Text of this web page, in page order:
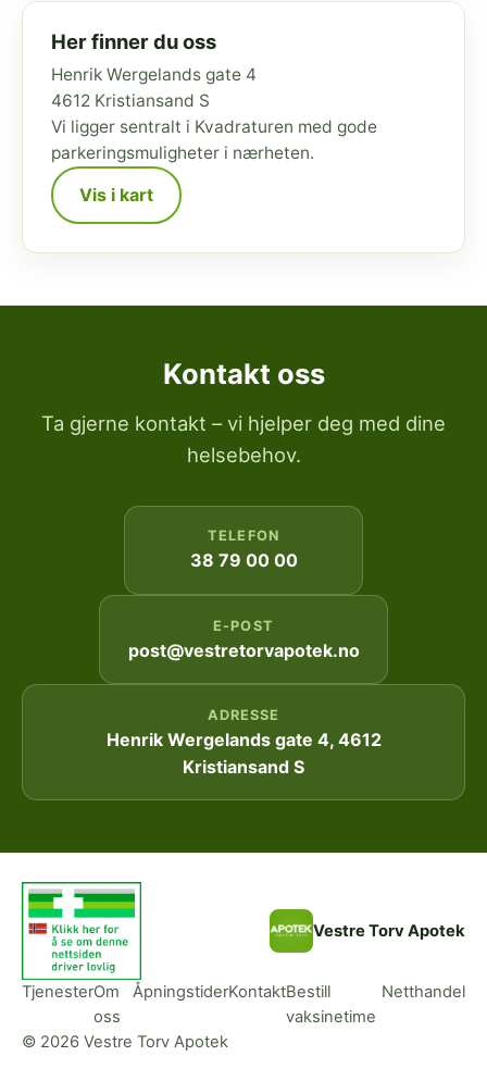
Her finner du oss
Henrik Wergelands gate 4
4612 Kristiansand S
Vi ligger sentralt i Kvadraturen med gode
parkeringsmuligheter i nærheten.
Vis i kart
Kontakt oss
Ta gjerne kontakt – vi hjelper deg med dine
helsebehov.
TELEFON
38 79 00 00
E-POST
post@vestretorvapotek.no
ADRESSE
Henrik Wergelands gate 4, 4612
Kristiansand S
Vestre Torv Apotek
TjenesterOm
oss
ÅpningstiderKontaktBestill
vaksinetime
Netthandel
© 2026 Vestre Torv Apotek